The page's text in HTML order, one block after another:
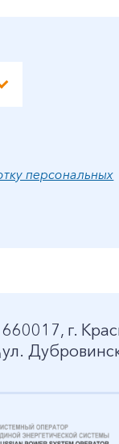
персональных
660017, г.
ул.